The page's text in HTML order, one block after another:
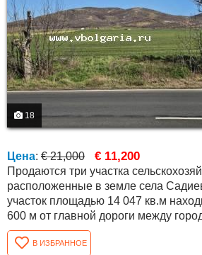
18
Цена: € 21,000 € 11,200
Продаются три участка
расположенные в земле села Садиево. Самый большой
участок площадью 14 047 кв.м находится примерно в
600 м от главной дороги между
Бургас. Примерно в 200 м от него
соседних участка площадью 6 580 кв.м и 7 339 кв.м
В ИЗБРАННОЕ